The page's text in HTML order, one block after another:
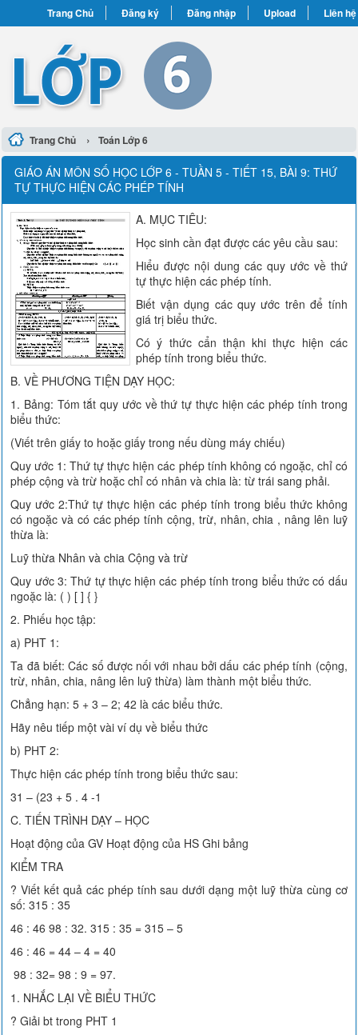
Trang Chủ Đăng ký Đăng nhập Upload Liên hệ
Trang Chủ › Toán Lớp 6
GIÁO ÁN MÔN SỐ HỌC LỚP 6 - TUẦN 5 - TIẾT 15, BÀI 9: THỨ
TỰ THỰC HIỆN CÁC PHÉP TÍNH
A. MỤC TIÊU:
Học sinh cần đạt được các yêu cầu sau:
Hiểu được nội dung các quy ước về thứ
tự thực hiện các phép tính.
Biết vận dụng các quy ước trên để tính
giá trị biểu thức.
Có ý thức cẩn thận khi thực hiện các
phép tính trong biểu thức.
B. VỀ PHƯƠNG TIỆN DẠY HỌC:
1. Bảng: Tóm tắt quy ước về thứ tự thực hiện các phép tính trong
biểu thức:
(Viết trên giấy to hoặc giấy trong nếu dùng máy chiếu)
Quy ước 1: Thứ tự thực hiện các phép tính không có ngoặc, chỉ có
phép cộng và trừ hoặc chỉ có nhân và chia là: từ trái sang phải.
Quy ước 2:Thứ tự thực hiện các phép tính trong biểu thức không
có ngoặc và có các phép tính cộng, trừ, nhân, chia , nâng lên luỹ
thừa là:
Luỹ thừa Nhân và chia Cộng và trừ
Quy ước 3: Thứ tự thực hiện các phép tính trong biểu thức có dấu
ngoặc là: ( ) [ ] { }
2. Phiếu học tập:
a) PHT 1:
Ta đã biết: Các số được nối với nhau bởi dấu các phép tính (cộng,
trừ, nhân, chia, nâng lên luỹ thừa) làm thành một biểu thức.
Chẳng hạn: 5 + 3 – 2; 42 là các biểu thức.
Hãy nêu tiếp một vài ví dụ về biểu thức
b) PHT 2:
Thực hiện các phép tính trong biểu thức sau:
31 – (23 + 5 . 4 -1
C. TIẾN TRÌNH DẠY – HỌC
Hoạt động của GV Hoạt động của HS Ghi bảng
KIỂM TRA
? Viết kết quả các phép tính sau dưới dạng một luỹ thừa cùng cơ
số: 315 : 35
46 : 46 98 : 32. 315 : 35 = 315 – 5
46 : 46 = 44 – 4 = 40
98 : 32= 98 : 9 = 97.
1. NHẮC LẠI VỀ BIỂU THỨC
? Giải bt trong PHT 1